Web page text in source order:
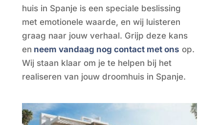
huis in Spanje is een speciale beslissing
met emotionele waarde, en wij luisteren
graag naar jouw verhaal. Grijp deze kans
en neem vandaag nog contact met ons op.
Wij staan klaar om je te helpen bij het
realiseren van jouw droomhuis in Spanje.